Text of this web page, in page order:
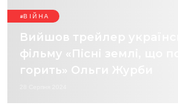
ВІЙНА
Вийшов трейлер
фільму «Пісні землі, що
горить» Ольги Журби